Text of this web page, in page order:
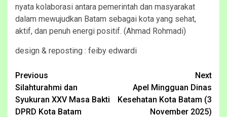
nyata kolaborasi antara pemerintah dan masyarakat
dalam mewujudkan Batam sebagai kota yang sehat,
aktif, dan penuh energi positif. (Ahmad Rohmadi)
design & reposting : feiby edwardi
Continue
Reading
Previous
Silahturahmi dan
Syukuran XXV Masa Bakti
DPRD Kota Batam
Next
Apel Mingguan Dinas
Kesehatan Kota Batam (3
November 2025)